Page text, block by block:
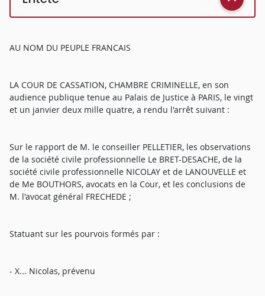
AU NOM DU PEUPLE FRANCAIS
LA COUR DE CASSATION, CHAMBRE CRIMINELLE, en son
audience publique tenue au Palais de Justice à PARIS, le vingt
et un janvier deux mille quatre, a rendu l'arrêt suivant :
Sur le rapport de M. le conseiller PELLETIER, les observations
de la société civile professionnelle Le BRET-DESACHE, de la
société civile professionnelle NICOLAY et de LANOUVELLE et
de Me BOUTHORS, avocats en la Cour, et les conclusions de
M. l'avocat général FRECHEDE ;
Statuant sur les pourvois formés par :
- X... Nicolas, prévenu